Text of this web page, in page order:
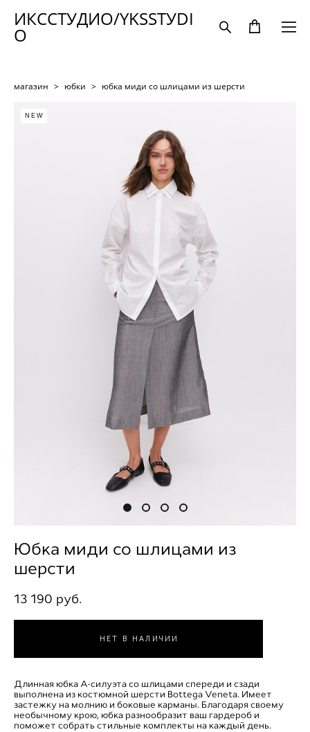
ИКССТУДИО/YKSSTУDI
O
магазин > юбки > юбка миди со шлицами из шерсти
NEW
Юбка миди со шлицами из
шерсти
13 190 pуб.
НЕТ В НАЛИЧИИ
Длинная юбка А-силуэта со шлицами спереди и сзади
выполнена из костюмной шерсти Bottega Veneta. Имеет
застежку на молнию и боковые карманы. Благодаря своему
необычному крою, юбка разнообразит ваш гардероб и
поможет собрать стильные комплекты на каждый день.